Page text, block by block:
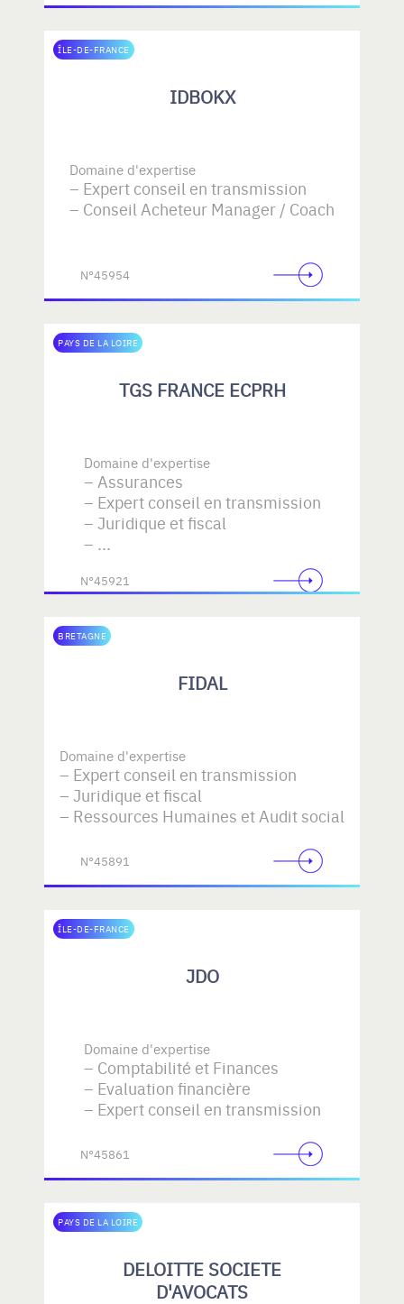
ÎLE-DE-FRANCE
IDBOKX
Domaine d'expertise
Expert conseil en transmission
Conseil Acheteur Manager / Coach
N°45954
PAYS DE LA LOIRE
TGS FRANCE ECPRH
Domaine d'expertise
Assurances
Expert conseil en transmission
Juridique et fiscal
...
N°45921
BRETAGNE
FIDAL
Domaine d'expertise
Expert conseil en transmission
Juridique et fiscal
Ressources Humaines et Audit social
N°45891
ÎLE-DE-FRANCE
JDO
Domaine d'expertise
Comptabilité et Finances
Evaluation financière
Expert conseil en transmission
N°45861
PAYS DE LA LOIRE
DELOITTE SOCIETE
D'AVOCATS